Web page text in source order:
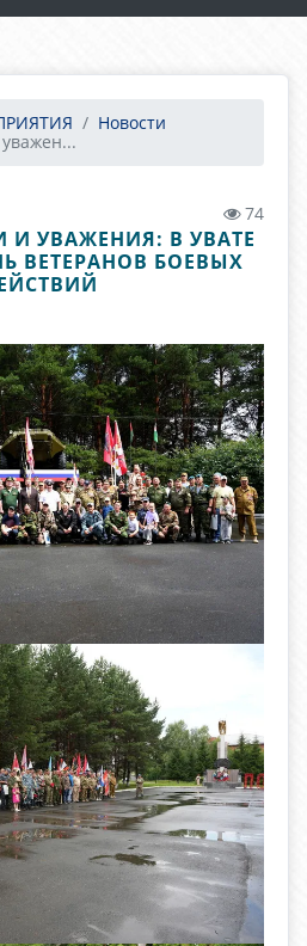
Новости
74
УВАЖЕНИЯ: В УВАТЕ
ВЕТЕРАНОВ БОЕВЫХ